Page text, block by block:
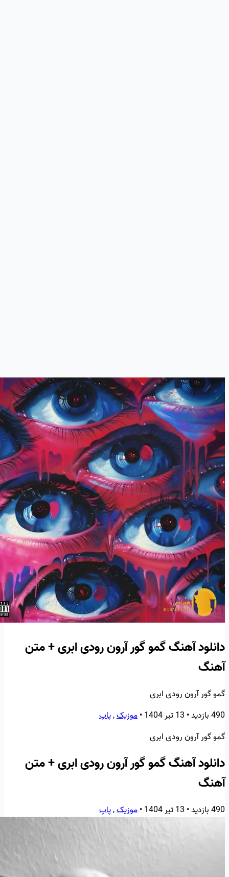
دانلود آهنگ گمو گور آرون رودی ابری + متن
آهنگ
گمو گور آرون رودی ابری
490 بازدید
• 13 تیر 1404 •موزیک,پاپ
گمو گور آرون رودی ابری
دانلود آهنگ گمو گور آرون رودی ابری + متن
آهنگ
490 بازدید • 13 تیر 1404 •موزیک,پاپ